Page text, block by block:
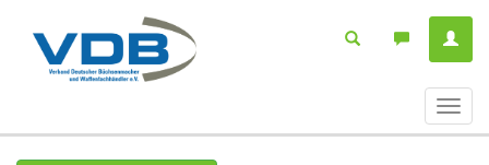
ein-/